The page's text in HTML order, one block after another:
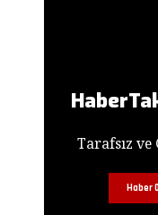
Tarafsız
Haber